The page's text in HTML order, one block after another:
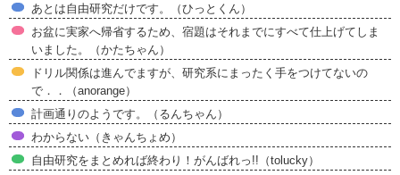
あとは自由研究だけです。（ひっとくん）
お盆に実家へ帰省するため、宿題はそれまでにすべて仕上げてしま
いました。（かたちゃん）
ドリル関係は進んでますが、研究系にまったく手をつけてないの
で．．（anorange）
計画通りのようです。（るんちゃん）
わからない（きゃんちょめ）
自由研究をまとめれば終わり！がんばれっ!!（tolucky）